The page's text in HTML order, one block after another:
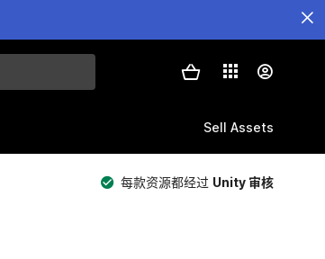
Sell Assets
每款资源都经过 Unity 审核